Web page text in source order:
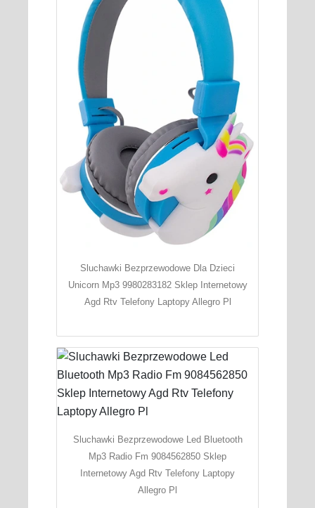
Sluchawki Bezprzewodowe Dla Dzieci
Unicorn Mp3 9980283182 Sklep Internetowy
Agd Rtv Telefony Laptopy Allegro Pl
Sluchawki Bezprzewodowe Led Bluetooth
Mp3 Radio Fm 9084562850 Sklep
Internetowy Agd Rtv Telefony Laptopy
Allegro Pl